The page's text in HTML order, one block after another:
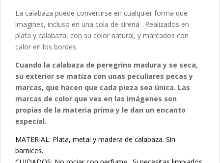
La calabaza puede convertirse en cualquier forma que
imagines, incluso en una cola de sirena . Realizados en
plata y calabaza, con su color natural, y marcados con
calor en los bordes.
Cuando la calabaza de peregrino madura y se seca,
su exterior se matiza con unas peculiares pecas y
marcas, que hacen que cada pieza sea única. Las
marcas de color que ves en las imágenes son
propias de la materia prima y le dan un encanto
especial.
MATERIAL: Plata, metal y madera de calabaza. Sin
barnices.